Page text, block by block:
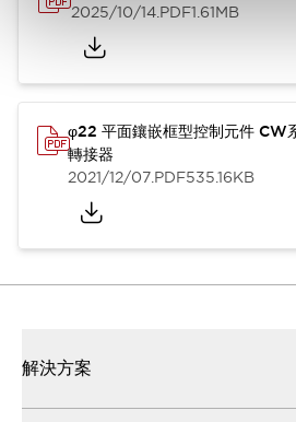
2025/10/14.PDF1.61MB
φ22 平面鑲嵌框型控制元件
轉接器
2021/12/07.PDF535.16KB
解決方案